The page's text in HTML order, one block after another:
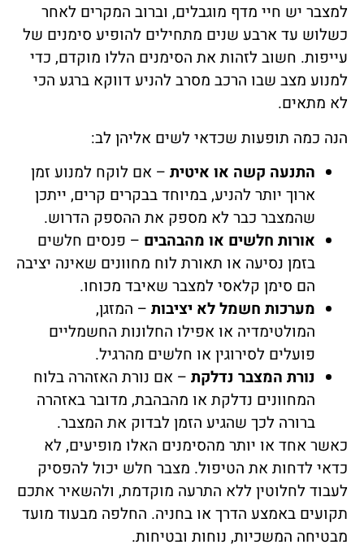
למצבר יש חיי מדף מוגבלים, וברוב המקרים לאחר
כשלוש עד ארבע שנים מתחילים להופיע סימנים של
עייפות. חשוב לזהות את הסימנים הללו מוקדם, כדי
למנוע מצב שבו הרכב מסרב להניע דווקא ברגע הכי
לא מתאים.
הנה כמה תופעות שכדאי לשים אליהן לב:
התנעה קשה או איטית – אם לוקח למנוע זמן
ארוך יותר להניע, במיוחד בבקרים קרים, ייתכן
שהמצבר כבר לא מספק את ההספק הדרוש.
אורות חלשים או מהבהבים – פנסים חלשים
בזמן נסיעה או תאורת לוח מחוונים שאינה יציבה
הם סימן קלאסי למצבר שאיבד מכוחו.
מערכות חשמל לא יציבות – המזגן,
המולטימדיה או אפילו החלונות החשמליים
פועלים לסירוגין או חלשים מהרגיל.
נורת המצבר נדלקת – אם נורת האזהרה בלוח
המחוונים נדלקת או מהבהבת, מדובר באזהרה
ברורה לכך שהגיע הזמן לבדוק את המצבר.
כאשר אחד או יותר מהסימנים האלו מופיעים, לא
כדאי לדחות את הטיפול. מצבר חלש יכול להפסיק
לעבוד לחלוטין ללא התרעה מוקדמת, ולהשאיר אתכם
תקועים באמצע הדרך או בחניה. החלפה מבעוד מועד
מבטיחה המשכיות, נוחות ובטיחות.